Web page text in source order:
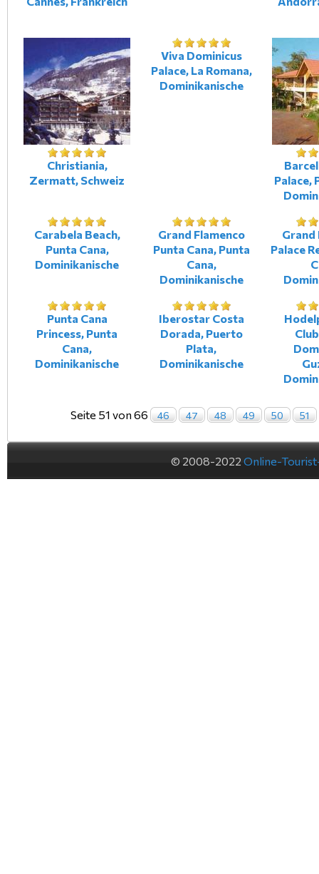
Christiania,
Zermatt, Schweiz
Viva Dominicus
Palace, La Romana,
Dominikanische
Palace,
Carabela Beach,
Punta Cana,
Dominikanische
Grand Flamenco
Punta Cana, Punta
Cana,
Dominikanische
Grand
Palace
Punta Cana
Princess, Punta
Cana,
Dominikanische
Iberostar Costa
Dorada, Puerto
Plata,
Dominikanische
Seite 51 von 66 46 47 48 49 50 51
© 2008-2022 Online-